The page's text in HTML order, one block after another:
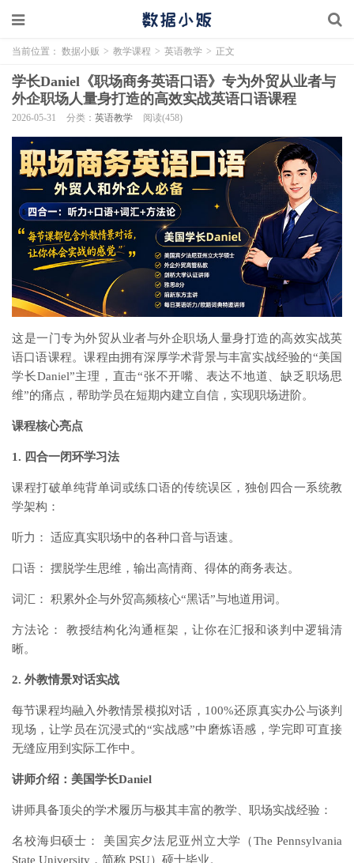
当前位置： 数据小贩 > 教学课程 > 英语教学 > 正文
学长Daniel《职场商务英语口语》专为外贸从业者与
外企职场人量身打造的高效实战英语口语课程
2026-05-31 分类： 英语教学 阅读(458)
这是一门专为外贸从业者与外企职场人量身打造的高效实战英
语口语课程。课程由拥有深厚学术背景与丰富实战经验的“美国
学长Daniel”主理，直击“张不开嘴、表达不地道、缺乏职场思
维”的痛点，帮助学员在短期内建立自信，实现职场进阶。
课程核心亮点
1. 四合一闭环学习法
课程打破单纯背单词或练口语的传统误区，独创四合一系统教
学架构：
听力： 适应真实职场中的各种口音与语速。
口语： 摆脱学生思维，输出高情商、得体的商务表达。
词汇： 积累外企与外贸高频核心“黑话”与地道用词。
方法论： 教授结构化沟通框架，让你在汇报和谈判中逻辑清
晰。
2. 外教情景对话实战
每节课程均融入外教情景模拟对话，100%还原真实办公与谈判
现场，让学员在沉浸式的“实战感”中磨炼语感，学完即可直接
无缝应用到实际工作中。
讲师介绍：美国学长Daniel
讲师具备顶尖的学术履历与极其丰富的教学、职场实战经验：
名校海归硕士： 美国宾夕法尼亚州立大学（The Pennsylvania
State University，简称 PSU）硕士毕业。